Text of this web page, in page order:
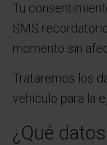
Tu
SMS
momento sin
Trataremos los
vehículo para la
¿Qué